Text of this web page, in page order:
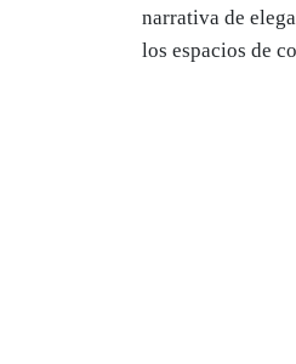
narrativa de
los espacios de